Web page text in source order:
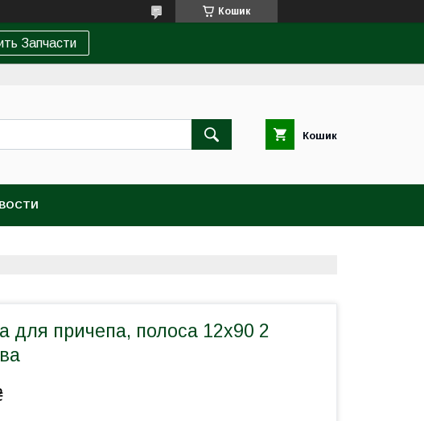
Кошик
Запчасти
Кошик
для причепа, полоса 12х90 2